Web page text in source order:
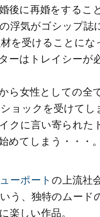
後に再婚をするこ
浮気がゴシップ
を受けることにな
ーはトレイシーが
ら女性としての
ョックを受けてし
クに言い寄られ
めてしまう・・・。
ーポート の上流社
う、独特のムード
楽しい作品。